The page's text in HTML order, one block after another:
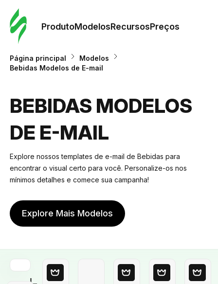
ProdutoModelosRecursosPreços
Página principal
Modelos
Bebidas Modelos de E-mail
BEBIDAS MODELOS
DE E-MAIL
Explore nossos templates de e-mail de Bebidas para
encontrar o visual certo para você. Personalize-os nos
mínimos detalhes e comece sua campanha!
Explore Mais Modelos